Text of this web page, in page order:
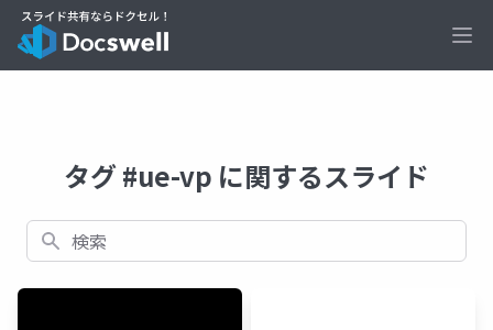
タグ #ue-vp に関するスライド
検索